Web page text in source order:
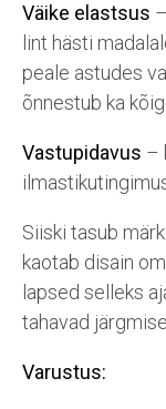
Väike elastsus
lint hästi
peale astudes
õnnestub ka
Vastupidavus –
Siiski tasub
kaotab disain
lapsed selleks
tahavad
Varustus: